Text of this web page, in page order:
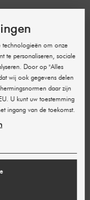
technologieën om onze
te personaliseren, sociale
Door op "Alles
wij ook gegevens delen
daar zijn
U kunt uw toestemming
ingang van de toekomst.